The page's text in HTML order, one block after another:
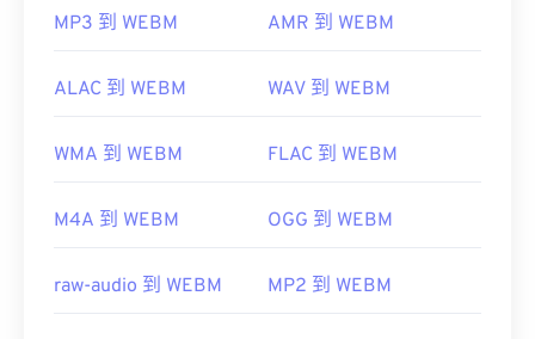
MP3 到 WEBM AMR 到 WEBM
ALAC 到 WEBM WAV 到 WEBM
WMA 到 WEBM FLAC 到 WEBM
M4A 到 WEBM OGG 到 WEBM
raw-audio 到 WEBM MP2 到 WEBM